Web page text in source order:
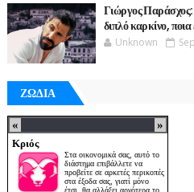
Γιώργος Παράσχος:
διπλό καρκίνο,
Unknown
ΖΩΔΙΑ